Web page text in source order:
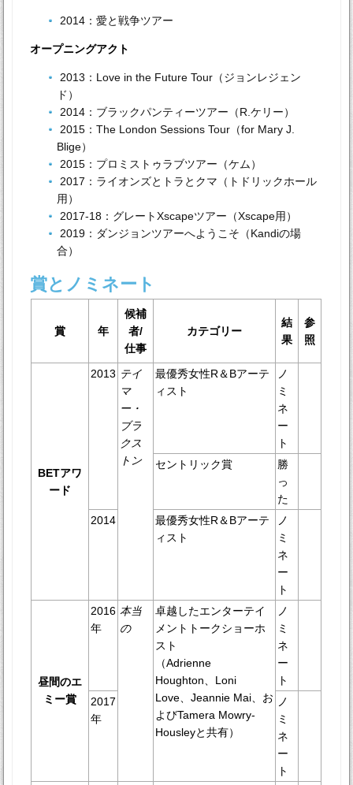
2014：愛と戦争ツアー
オープニングアクト
2013：Love in the Future Tour（ジョンレジェン
ド）
2014：ブラックパンティーツアー（R.ケリー）
2015：The London Sessions Tour（for Mary J.
Blige）
2015：プロミストゥラブツアー（ケム）
2017：ライオンズとトラとクマ（トドリックホール
用）
2017-18：グレートXscapeツアー（Xscape用）
2019：ダンジョンツアーへようこそ（Kandiの場
合）
賞とノミネート
賞 年
候補
者/
仕事
カテゴリー
結
果
参
照
BETアワ
ード
2013 テイ
マ
ー・
ブラ
クス
トン
最優秀女性R＆Bアーテ
ィスト
ノ
ミ
ネ
ー
ト
セントリック賞
勝
っ
た
2014
最優秀女性R＆Bアーテ
ィスト
ノ
ミ
ネ
ー
ト
昼間のエ
ミー賞
2016
年
本当
の
卓越したエンターテイ
メントトークショーホ
スト
（Adrienne
Houghton、Loni
Love、Jeannie Mai、お
よびTamera Mowry-
Housleyと共有）
ノ
ミ
ネ
ー
ト
2017
年
ノ
ミ
ネ
ー
ト